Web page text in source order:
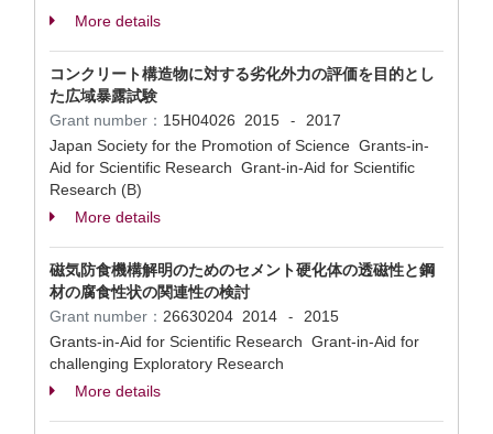
More details
コンクリート構造物に対する劣化外力の評価を目的とし
た広域暴露試験
Grant number： 15H04026 2015 -
2017
Japan Society for the Promotion of Science Grants-in-
Aid for Scientific Research Grant-in-Aid for Scientific
Research (B)
More details
磁気防食機構解明のためのセメント硬化体の透磁性と鋼
材の腐食性状の関連性の検討
Grant number： 26630204 2014 -
2015
Grants-in-Aid for Scientific Research Grant-in-Aid for
challenging Exploratory Research
More details